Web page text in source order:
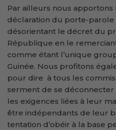
Par ailleurs nous apportons
déclaration du porte-parole
désorientant le décret du
République en le
comme étant l’unique
Guinée. Nous profitons
pour dire à tous les
serment de se
les exigences liées à leur
être indépendants de leur
tentation d’obéir à la base